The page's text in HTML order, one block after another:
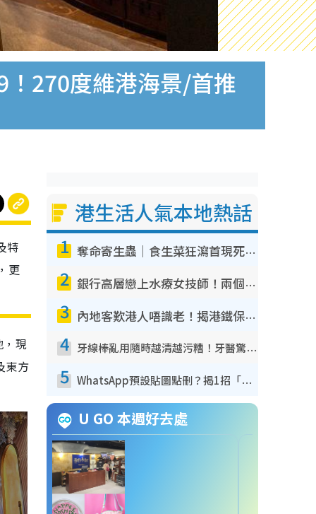
270度維港海景/首推
特
更
現
東方
港生活人氣本地熱話
1 奪命寄生蟲｜食生菜狂瀉首現死者！疫潮惡化錄1.8萬宗病例 揭洗菜3大謬誤
2 銀行高層戀上水療女技師！兩個月借128萬驚覺「沉船」沉落火海 揭背後疑似邪教操控賣淫
3 內地客歎港人唔識老！揭港鐵保鮮級冷氣 港人求放過：咪投訴
4 牙線棒亂用隨時越清越污糟！牙醫驚揭盲目過戶細菌恐致蛀牙：呢種先係日常真保養
5 WhatsApp預設貼圖點刪？揭1招「反向操作」還原簡潔介面 附3步實測教學
U GO 本週好去處